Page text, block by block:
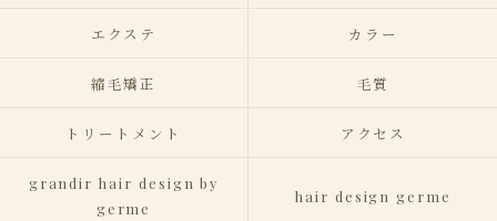
エクステ カラー
縮毛矯正 毛質
トリートメント アクセス
grandir hair design by
germe
hair design germe